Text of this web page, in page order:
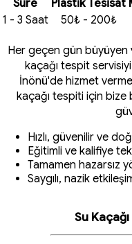
Süre Plastik Tesisat
1 - 3 Saat
50₺ - 200₺
Her geçen gün büyüyen
kaçağı tespit
İnönü'de hizmet
kaçağı tespiti için bize
Hızlı, güvenilir ve
Eğitimli ve kalifiye
Tamamen hazarsız
Saygılı, nazik
Su